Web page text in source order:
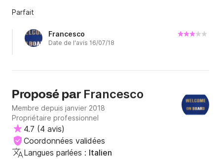
Parfait
Francesco
Date de l'avis 16/07/18
Proposé par Francesco
Membre depuis janvier 2018
Propriétaire professionnel
4.7 (4 avis)
Coordonnées validées
Langues parlées : Italien